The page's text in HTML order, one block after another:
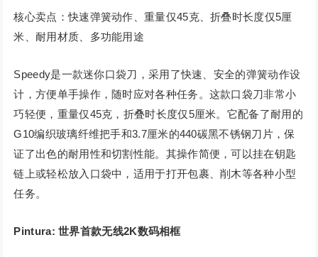
核心卖点：快速弹簧动作、重量仅45克、折叠时长度仅5厘
米、耐用材质、多功能用途
Speedy是一款迷你口袋刀，采用了快速、安全的弹簧动作设
计，方便单手操作，随时应对各种任务。这款口袋刀非常小
巧轻便，重量仅45克，折叠时长度仅5厘米。它配备了耐用的
G10编织玻璃纤维把手和3.7厘米的440碳黑不锈钢刀片，保
证了出色的耐用性和切割性能。其操作简便，可以挂在钥匙
链上或轻松放入口袋中，适用于打开包裹、削木等各种小型
任务。
Pintura: 世界首款无线2K数码相框